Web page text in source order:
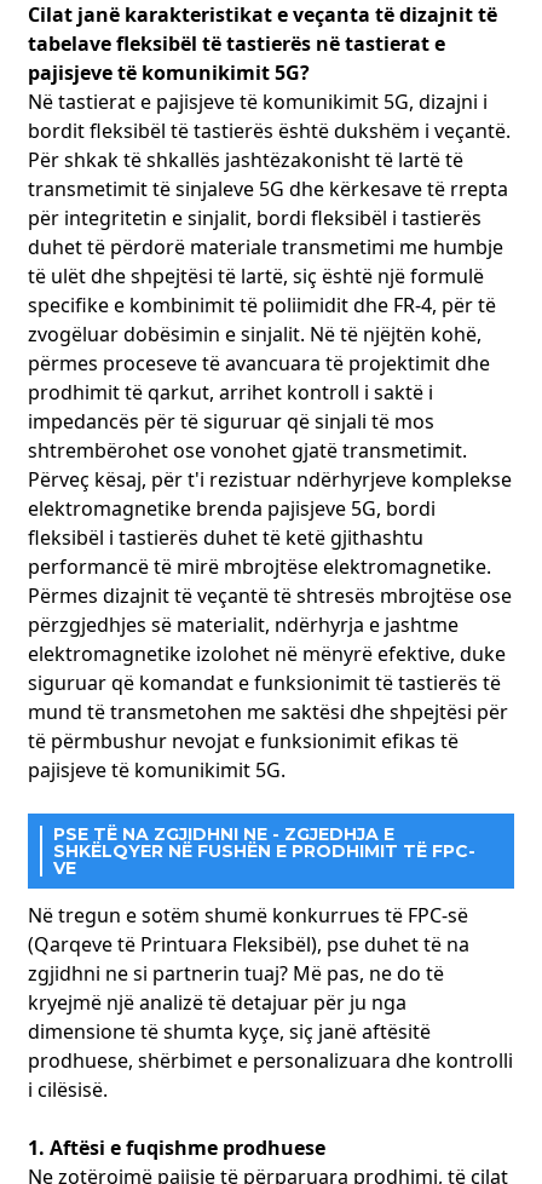
Cilat janë karakteristikat e veçanta të dizajnit të
tabelave fleksibël të tastierës në tastierat e
pajisjeve të komunikimit 5G?
Në tastierat e pajisjeve të komunikimit 5G, dizajni i
bordit fleksibël të tastierës është dukshëm i veçantë.
Për shkak të shkallës jashtëzakonisht të lartë të
transmetimit të sinjaleve 5G dhe kërkesave të rrepta
për integritetin e sinjalit, bordi fleksibël i tastierës
duhet të përdorë materiale transmetimi me humbje
të ulët dhe shpejtësi të lartë, siç është një formulë
specifike e kombinimit të poliimidit dhe FR-4, për të
zvogëluar dobësimin e sinjalit. Në të njëjtën kohë,
përmes proceseve të avancuara të projektimit dhe
prodhimit të qarkut, arrihet kontroll i saktë i
impedancës për të siguruar që sinjali të mos
shtrembërohet ose vonohet gjatë transmetimit.
Përveç kësaj, për t'i rezistuar ndërhyrjeve komplekse
elektromagnetike brenda pajisjeve 5G, bordi
fleksibël i tastierës duhet të ketë gjithashtu
performancë të mirë mbrojtëse elektromagnetike.
Përmes dizajnit të veçantë të shtresës mbrojtëse ose
përzgjedhjes së materialit, ndërhyrja e jashtme
elektromagnetike izolohet në mënyrë efektive, duke
siguruar që komandat e funksionimit të tastierës të
mund të transmetohen me saktësi dhe shpejtësi për
të përmbushur nevojat e funksionimit efikas të
pajisjeve të komunikimit 5G.
PSE TË NA ZGJIDHNI NE - ZGJEDHJA E
SHKËLQYER NË FUSHËN E PRODHIMIT TË FPC-
VE
Në tregun e sotëm shumë konkurrues të FPC-së
(Qarqeve të Printuara Fleksibël), pse duhet të na
zgjidhni ne si partnerin tuaj? Më pas, ne do të
kryejmë një analizë të detajuar për ju nga
dimensione të shumta kyçe, siç janë aftësitë
prodhuese, shërbimet e personalizuara dhe kontrolli
i cilësisë.
1. Aftësi e fuqishme prodhuese
Ne zotërojmë pajisje të përparuara prodhimi, të cilat